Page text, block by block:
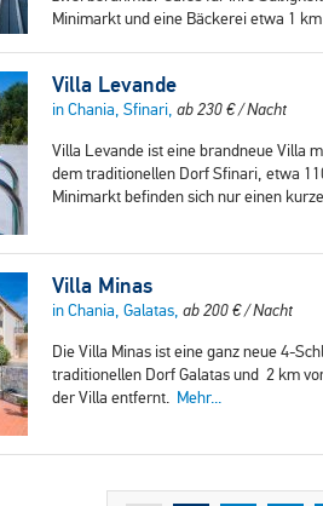
Minimarkt und eine Bäckerei etwa 1
Villa Levande
in Chania, Sfinari, ab230€/ Nacht
Villa Levande ist eine brandneue Villa
dem traditionellen Dorf Sfinari, etwa
Minimarkt befinden sich nur einen
Villa Minas
in Chania, Galatas, ab200€/ Nacht
Die Villa Minas ist eine ganz neue 4-
traditionellen Dorf Galatas und 2 km
der Villa entfernt. Mehr...